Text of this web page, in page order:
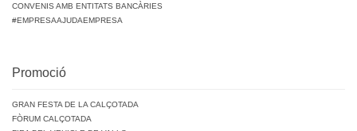
CONVENIS AMB ENTITATS BANCÀRIES
#EMPRESAAJUDAEMPRESA
Promoció
GRAN FESTA DE LA CALÇOTADA
FÒRUM CALÇOTADA